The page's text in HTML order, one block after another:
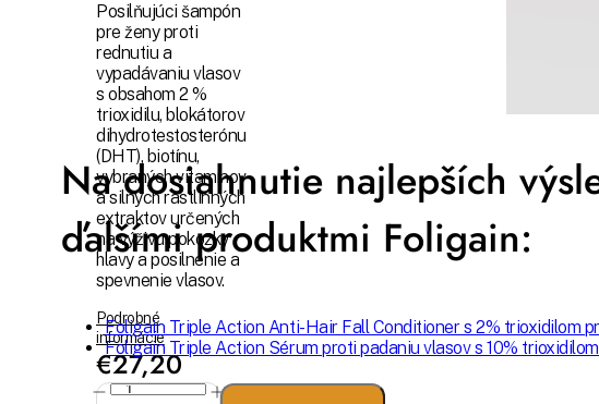
Posilňujúci šampón
pre ženy proti
rednutiu a
vypadávaniu vlasov
s obsahom 2 %
trioxidilu, blokátorov
dihydrotestosterónu
(DHT), biotínu,
vybraných vitamínov
a silných rastlinných
extraktov určených
na výživu pokožky
hlavy a posilnenie a
spevnenie vlasov.
Podrobné
informácie
€27,20
Na dosiahnutie najlepších
ďalšími produktmi Foligain:
Foligain Triple Action Anti-Hair Fall Conditioner s 2% trioxidilom
Foligain Triple Action Sérum proti padaniu vlasov s 10%